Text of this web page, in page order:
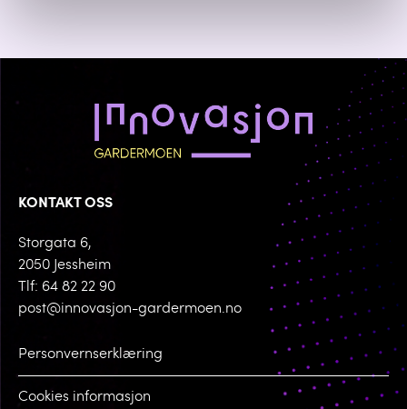
KONTAKT OSS
Storgata 6,
2050 Jessheim
Tlf: 64 82 22 90
post@innovasjon-gardermoen.no
Personvernserklæring
Cookies informasjon